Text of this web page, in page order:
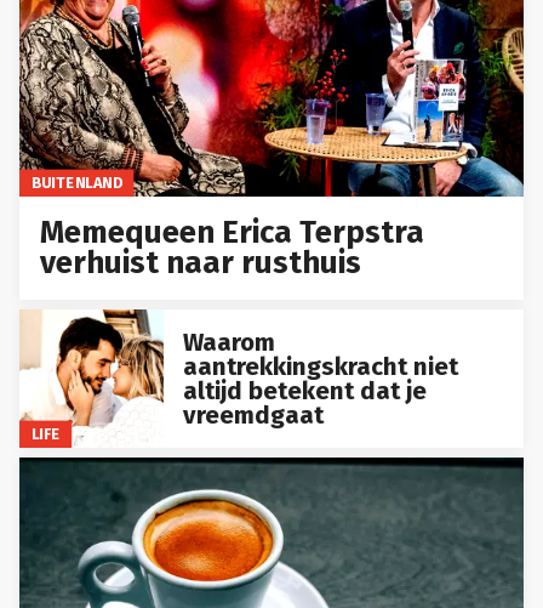
BUITENLAND
Memequeen Erica Terpstra
verhuist naar rusthuis
LIFE
Waarom
aantrekkingskracht niet
altijd betekent dat je
vreemdgaat